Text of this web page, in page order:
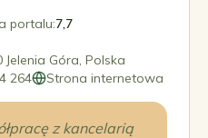
portalu:7,7
Góra, Polska
264 Strona internetowa
z kancelarią